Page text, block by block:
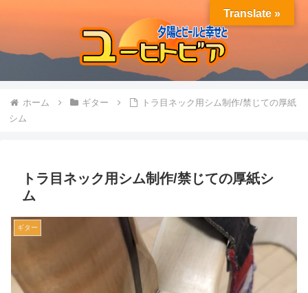
ホーム ギター
トラ目ネック用シム制作/禁じての厚紙
シム
トラ目ネック用シム制作/禁じての厚紙シ
ム
ギター
Translate »